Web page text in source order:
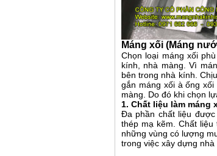
Máng xối (Máng
Chọn loại máng xối
kính, nhà màng. Vì
bên trong nhà kính.
gắn máng xối à ống
màng. Do đó khi chọn
1. Chất liệu làm máng
Đa phần chất liệu
thép mạ kẽm. Chất
những vùng có lượng
trong việc xây dựng nhà